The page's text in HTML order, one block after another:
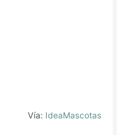
Vía: IdeaMascotas